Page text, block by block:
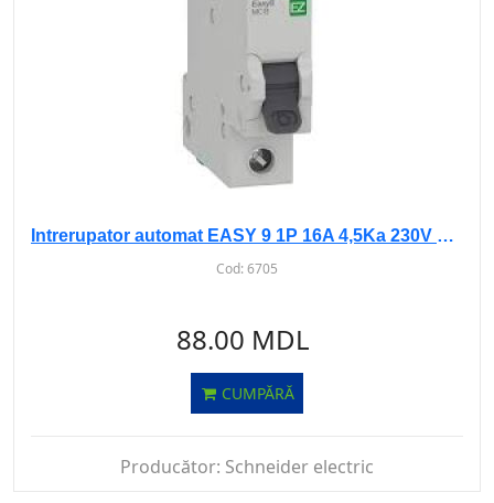
Intrerupator automat EASY 9 1P 16A 4,5Ka 230V curba C
Cod:6705
88.00 MDL
CUMPĂRĂ
Producător: Schneider electric